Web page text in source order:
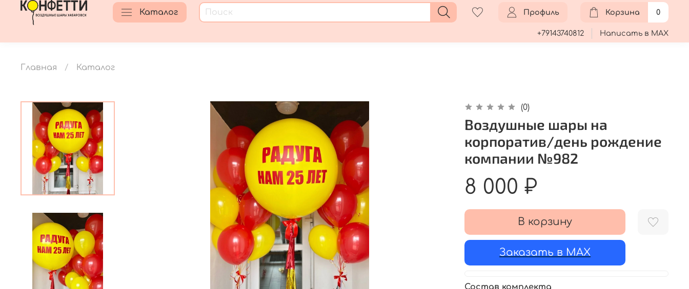
Каталог Профиль Корзина 0
+79143740812 Написать в MAX
Главная Каталог
(0)
Воздушные шары на
корпоратив/день рождение
компании №982
8 000 ₽
В корзину
Заказать в MAX
Состав комплекта